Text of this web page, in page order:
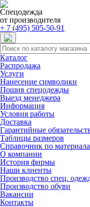
Спецодежда
от производителя
+ 7 (495) 505-50-91
Каталог
Распродажа
Услуги
Нанесение символики
Пошив спецодежды
Выезд менеджера
Информация
Условия работы
Доставка
Гарантийные
Таблицы размеров
Справочник по
О компании
История фирмы
Наши клиенты
Производство спец.
Производство обуви
Вакансии
Контакты